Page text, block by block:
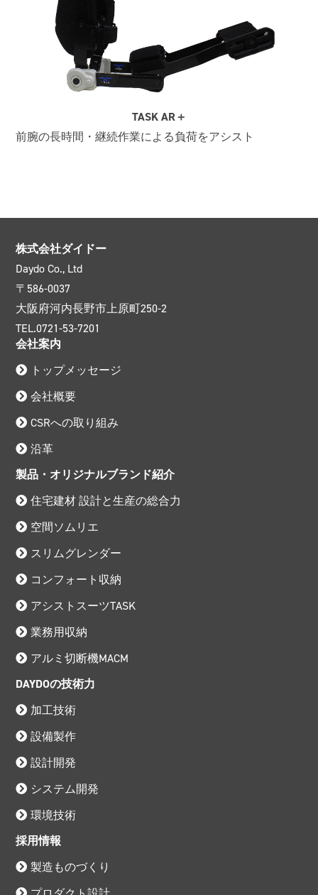
TASK AR＋
前腕の長時間・継続作業による負荷をアシスト
株式会社ダイドー
Daydo Co., Ltd
〒586-0037
大阪府河内長野市上原町250-2
TEL.0721-53-7201
会社案内
トップメッセージ
会社概要
CSRへの取り組み
沿革
製品・オリジナルブランド紹介
住宅建材 設計と生産の総合力
空間ソムリエ
スリムグレンダー
コンフォート収納
アシストスーツTASK
業務用収納
アルミ切断機MACM
DAYDOの技術力
加工技術
設備製作
設計開発
システム開発
環境技術
採用情報
製造ものづくり